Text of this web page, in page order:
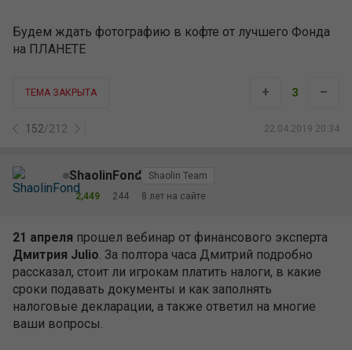
Будем ждать фотографию в кофте от лучшего Фонда
на ПЛАНЕТЕ
ТЕМА ЗАКРЫТА
152/212 22.04.2019 20:34
+ 3 –
ShaolinFond
Shaolin Team
2,449
244 8 лет на сайте
21 апреля прошел вебинар от финансового эксперта
Дмитрия Julio. За полтора часа Дмитрий подробно
рассказал, стоит ли игрокам платить налоги, в какие
сроки подавать документы и как заполнять
налоговые декларации, а также ответил на многие
ваши вопросы.